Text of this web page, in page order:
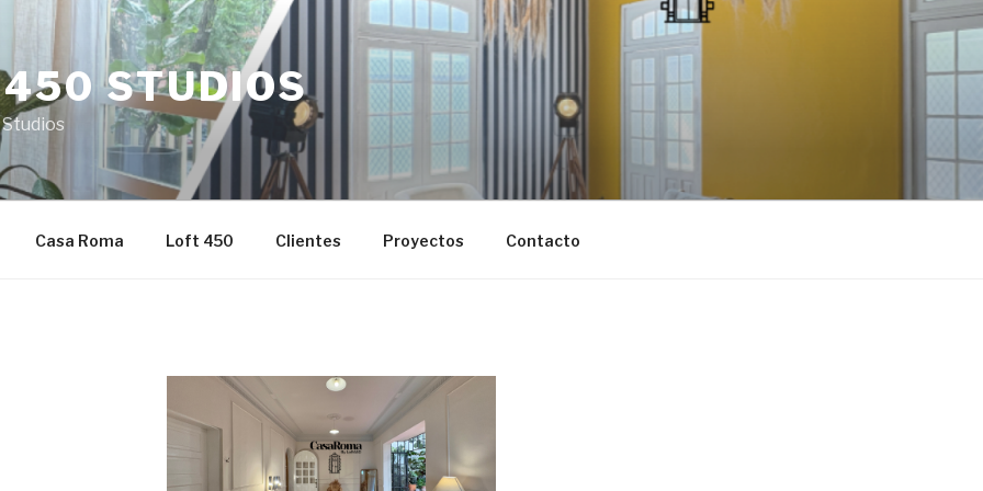
STUDIOS
Casa Roma Loft 450 Clientes Proyectos Contacto